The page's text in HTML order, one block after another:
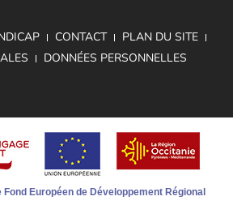
CONTACT
PLAN DU SITE
DONNÉES PERSONNELLES
Européen de Développement Régional